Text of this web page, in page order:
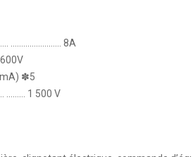
…………………… 8A
✽5
1 500 V